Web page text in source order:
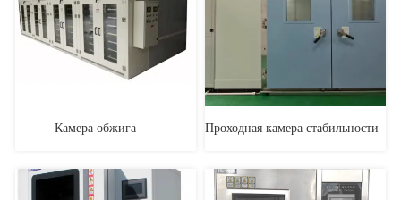
Камера обжига ㅤ ㅤ ㅤ ㅤ ㅤ ㅤ Проходная камера стабильностиㅤ ㅤ ㅤ